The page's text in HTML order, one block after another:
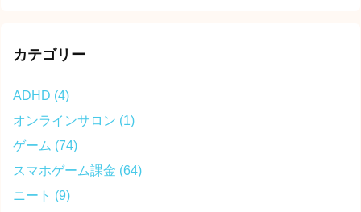
カテゴリー
ADHD (4)
オンラインサロン (1)
ゲーム (74)
スマホゲーム課金 (64)
ニート (9)